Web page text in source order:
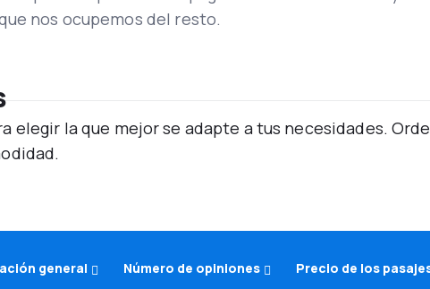
nos ocupemos del resto.
elegir la que mejor se adapte a tus necesidades.
general Número de opiniones Precio de los